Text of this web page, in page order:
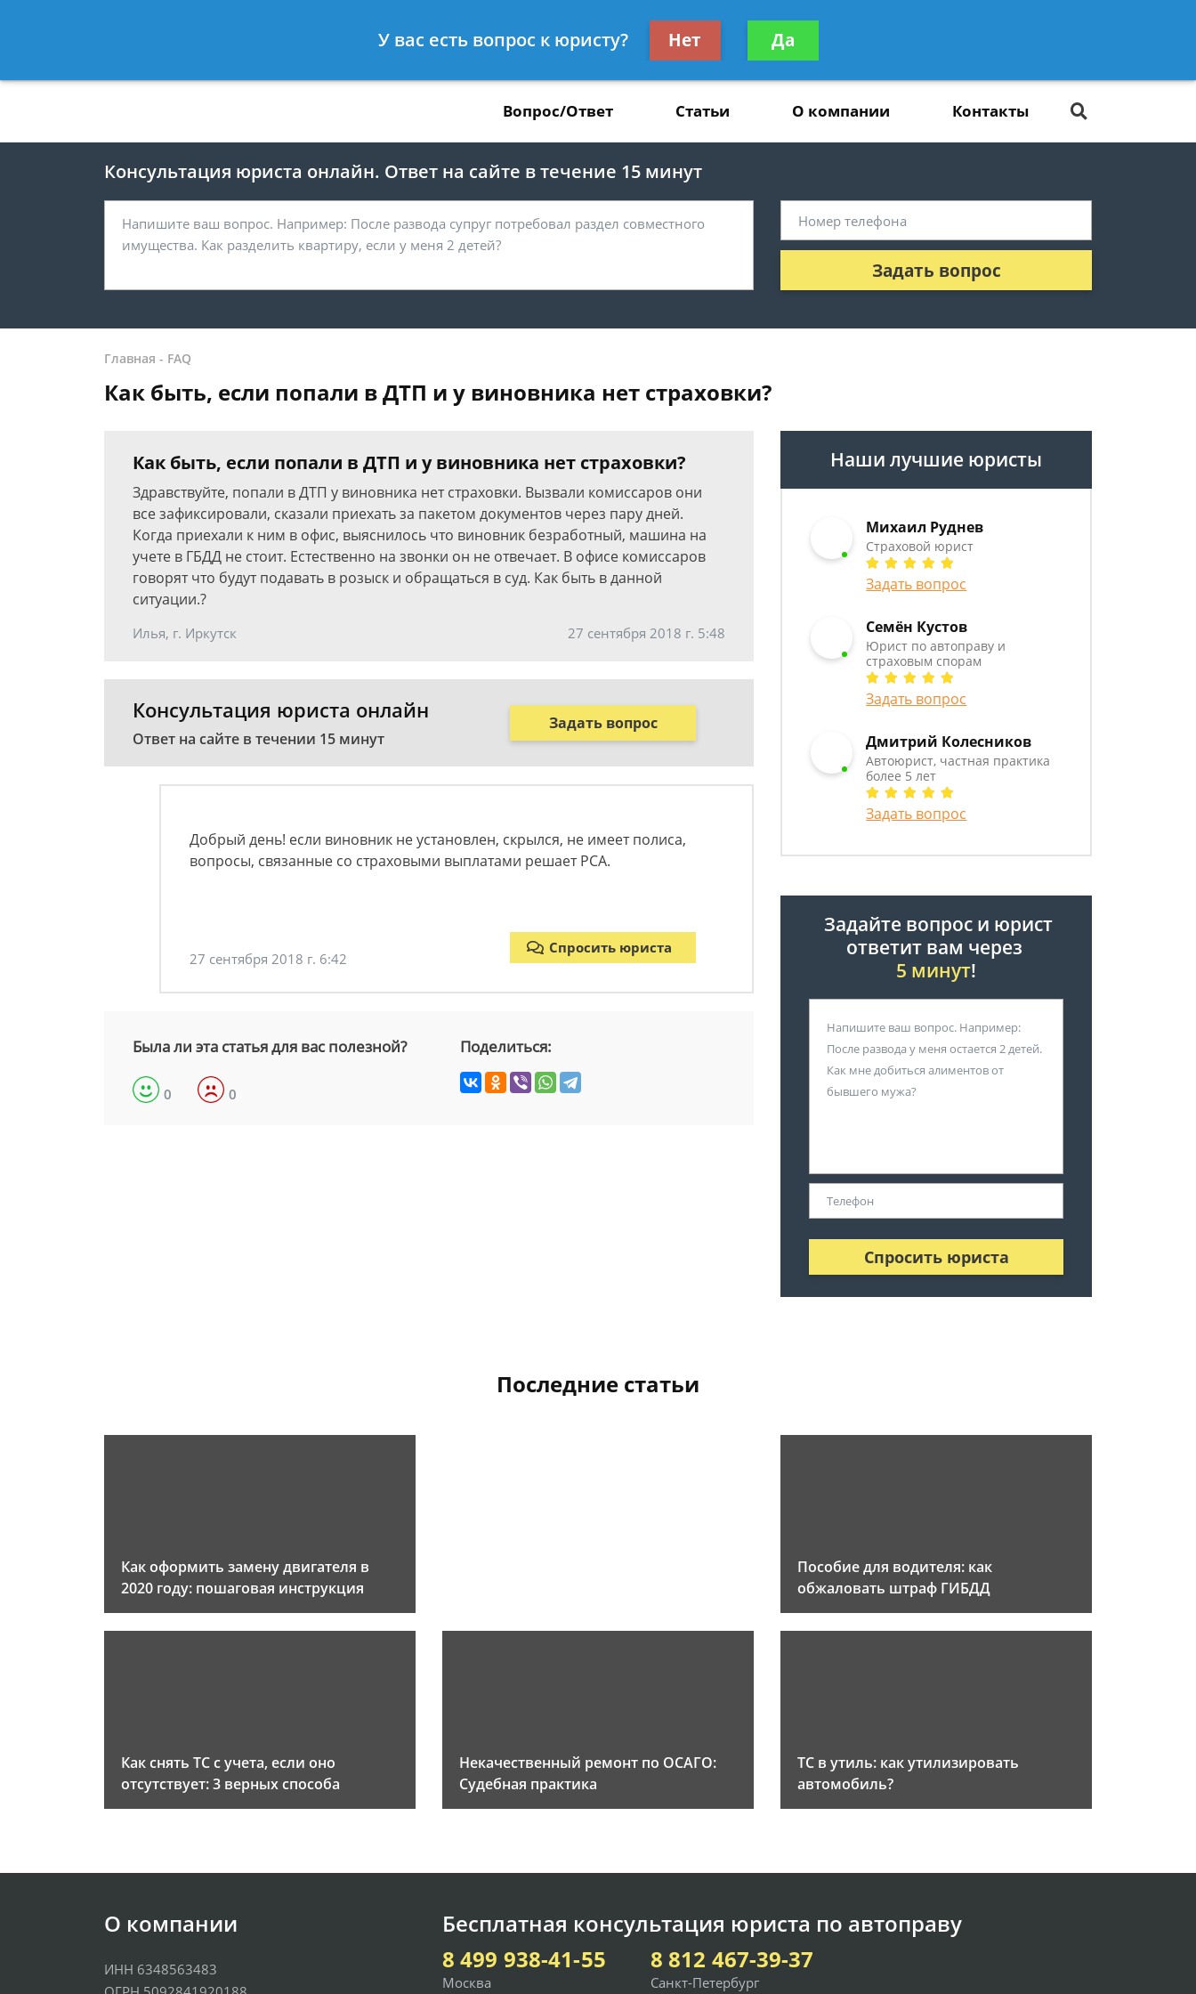
8 812 467-39-37
Получите консультацию
бесплатно
Вопрос/Ответ Статьи О компании Контакты
Консультация юриста онлайн. Ответ на сайте в течение 15 минут
Задать вопрос
Главная - FAQ
Как быть, если попали в ДТП и у виновника нет страховки?
Как быть, если попали в ДТП и у виновника нет страховки?
Здравствуйте, попали в ДТП у виновника нет страховки. Вызвали комиссаров они
все зафиксировали, сказали приехать за пакетом документов через пару дней.
Когда приехали к ним в офис, выяснилось что виновник безработный, машина на
учете в ГБДД не стоит. Естественно на звонки он не отвечает. В офисе комиссаров
говорят что будут подавать в розыск и обращаться в суд. Как быть в данной
ситуации.?
Илья, г. Иркутск 27 сентября 2018 г. 5:48
Консультация юриста онлайн
Ответ на сайте в течении 15 минут
Задать вопрос
Добрый день! если виновник не установлен, скрылся, не имеет полиса,
вопросы, связанные со страховыми выплатами решает РСА.
27 сентября 2018 г. 6:42
Спросить юриста
Была ли эта статья для вас полезной?
0 0
Поделиться:
Наши лучшие юристы
Михаил Руднев
Страховой юрист
Задать вопрос
Семён Кустов
Юрист по автоправу и
страховым спорам
Задать вопрос
Дмитрий Колесников
Автоюрист, частная практика
более 5 лет
Задать вопрос
Задайте вопрос и юрист
ответит вам через
5 минут!
Спросить юриста
Последние статьи
Как оформить замену двигателя в
2020 году: пошаговая инструкция
Пособие для водителя: как
обжаловать штраф ГИБДД
Как снять ТС с учета, если оно
отсутствует: 3 верных способа
Некачественный ремонт по ОСАГО:
Судебная практика
ТС в утиль: как утилизировать
автомобиль?
О компании
ИНН 6348563483
Бесплатная консультация юриста по автоправу
8 499 938-41-55
Москва
8 812 467-39-37
Санкт-Петербург
У вас есть вопрос к юристу? Нет Да